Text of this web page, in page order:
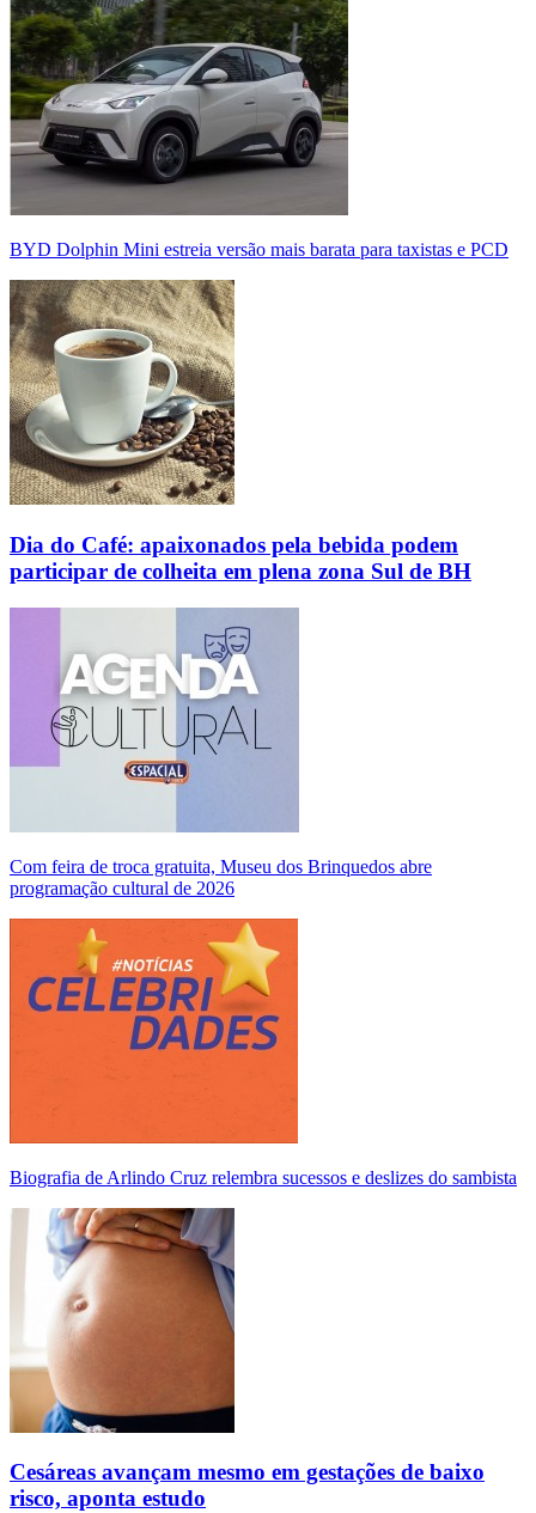
BYD Dolphin Mini estreia versão mais barata para taxistas e PCD
Dia do Café: apaixonados pela bebida podem
participar de colheita em plena zona Sul de BH
Com feira de troca gratuita, Museu dos Brinquedos abre
programação cultural de 2026
Biografia de Arlindo Cruz relembra sucessos e deslizes do sambista
Cesáreas avançam mesmo em gestações de baixo
risco, aponta estudo